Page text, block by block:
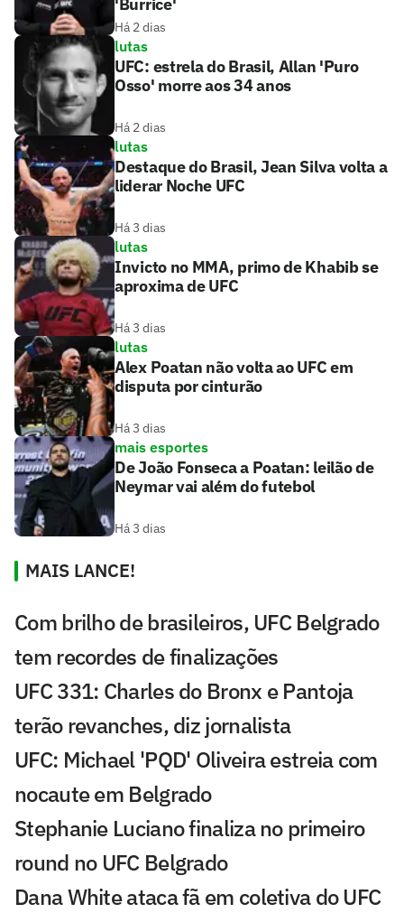
Há 2 dias
lutas
UFC: estrela do Brasil, Allan 'Puro
Osso' morre aos 34 anos
Há 2 dias
lutas
Destaque do Brasil, Jean Silva volta a
liderar Noche UFC
Há 3 dias
lutas
Invicto no MMA, primo de Khabib se
aproxima de UFC
Há 3 dias
lutas
Alex Poatan não volta ao UFC em
disputa por cinturão
Há 3 dias
mais esportes
De João Fonseca a Poatan: leilão de
Neymar vai além do futebol
Há 3 dias
MAIS LANCE!
Com brilho de brasileiros, UFC Belgrado
tem recordes de finalizações
UFC 331: Charles do Bronx e Pantoja
terão revanches, diz jornalista
UFC: Michael 'PQD' Oliveira estreia com
nocaute em Belgrado
Stephanie Luciano finaliza no primeiro
round no UFC Belgrado
Dana White ataca fã em coletiva do UFC